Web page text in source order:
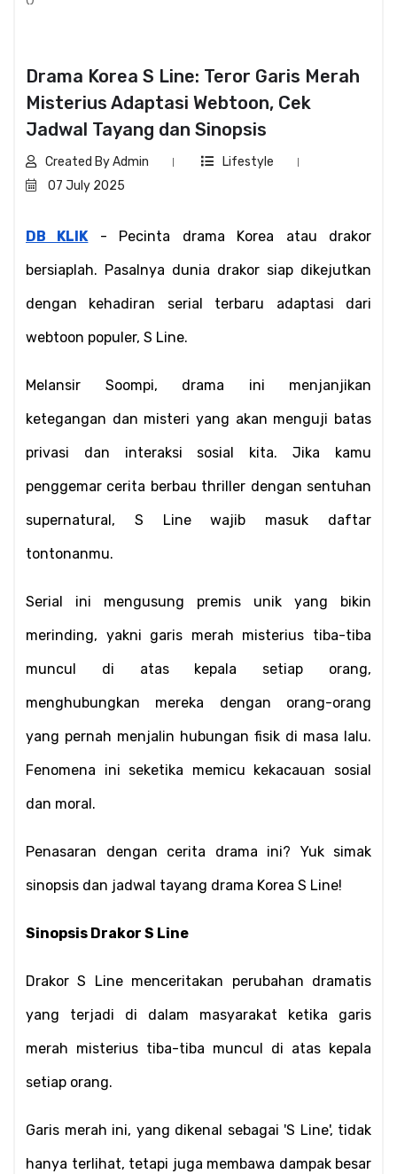
Drama Korea S Line: Teror Garis Merah
Misterius Adaptasi Webtoon, Cek
Jadwal Tayang dan Sinopsis
Created By Admin
Lifestyle
07 July 2025
DB KLIK - Pecinta drama Korea atau drakor
bersiaplah. Pasalnya dunia drakor siap dikejutkan
dengan kehadiran serial terbaru adaptasi dari
webtoon populer, S Line.
Melansir Soompi, drama ini menjanjikan
ketegangan dan misteri yang akan menguji batas
privasi dan interaksi sosial kita. Jika kamu
penggemar cerita berbau thriller dengan sentuhan
supernatural, S Line wajib masuk daftar
tontonanmu.
Serial ini mengusung premis unik yang bikin
merinding, yakni garis merah misterius tiba-tiba
muncul di atas kepala setiap orang,
menghubungkan mereka dengan orang-orang
yang pernah menjalin hubungan fisik di masa lalu.
Fenomena ini seketika memicu kekacauan sosial
dan moral.
Penasaran dengan cerita drama ini? Yuk simak
sinopsis dan jadwal tayang drama Korea S Line!
Sinopsis Drakor S Line
Drakor S Line menceritakan perubahan dramatis
yang terjadi di dalam masyarakat ketika garis
merah misterius tiba-tiba muncul di atas kepala
setiap orang.
Garis merah ini, yang dikenal sebagai 'S Line', tidak
hanya terlihat, tetapi juga membawa dampak besar